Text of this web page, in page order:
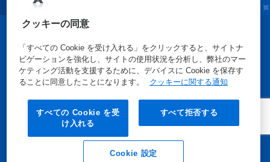
クッキーの同意
「すべての Cookie を受け入れる」をクリックすると、サイトナ
ビゲーションを強化し、サイトの使用状況を分析し、弊社のマー
ケティング活動を支援するために、デバイスに Cookie を保存す
ることに同意したことになります。
クッキーに関する通知
すべての Cookie を受
け入れる
すべて拒否する
Cookie 設定
© Ecolab Inc. 2025
安全データシート|プライバシーポリシー|利用規約